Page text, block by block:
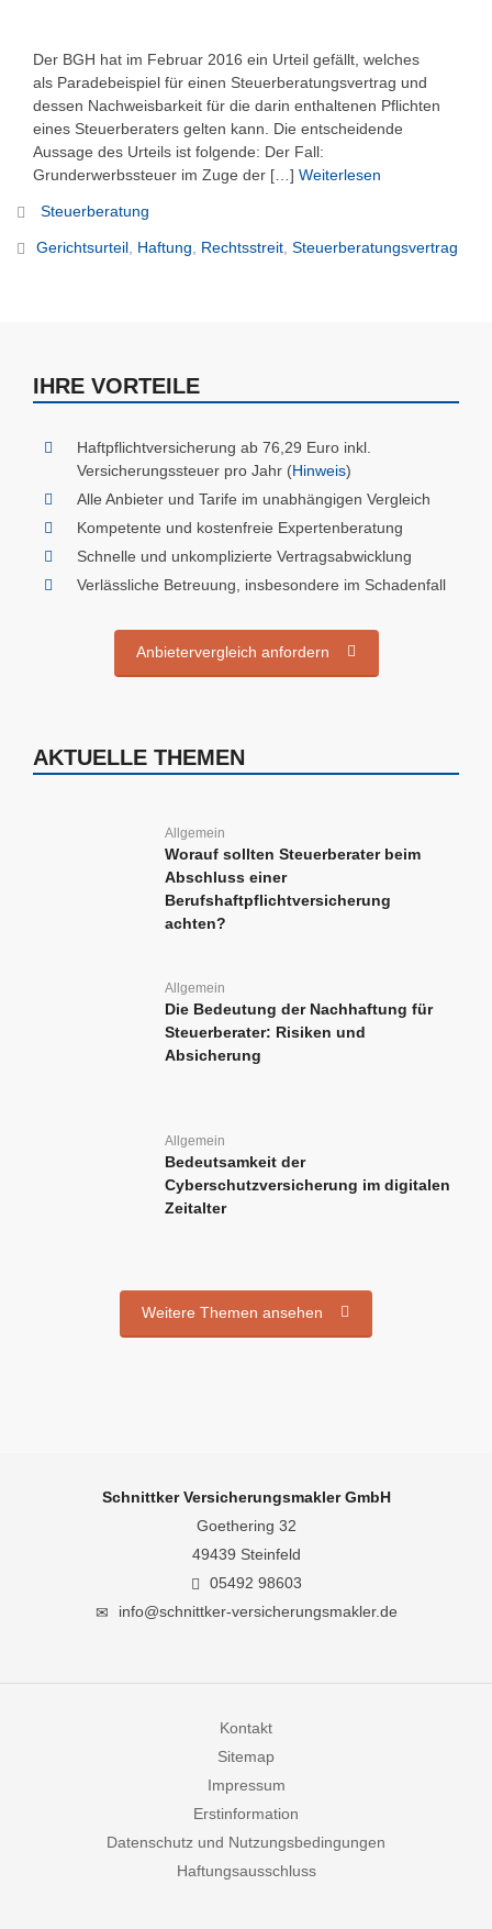
Der BGH hat im Februar 2016 ein Urteil gefällt, welches
als Paradebeispiel für einen Steuerberatungsvertrag und
dessen Nachweisbarkeit für die darin enthaltenen Pflichten
eines Steuerberaters gelten kann. Die entscheidende
Aussage des Urteils ist folgende: Der Fall:
Grunderwerbssteuer im Zuge der […] Weiterlesen
Steuerberatung
Gerichtsurteil Haftung Rechtsstreit Steuerberatungsvertrag
IHRE VORTEILE
Haftpflichtversicherung ab 76,29 Euro inkl.
Versicherungssteuer pro Jahr (Hinweis)
Alle Anbieter und Tarife im unabhängigen Vergleich
Kompetente und kostenfreie Expertenberatung
Schnelle und unkomplizierte Vertragsabwicklung
Verlässliche Betreuung, insbesondere im Schadenfall
Anbietervergleich anfordern
AKTUELLE THEMEN
Allgemein
Worauf sollten Steuerberater beim
Abschluss einer
Berufshaftpflichtversicherung
achten?
Allgemein
Die Bedeutung der Nachhaftung für
Steuerberater: Risiken und
Absicherung
Allgemein
Bedeutsamkeit der
Cyberschutzversicherung im digitalen
Zeitalter
Weitere Themen ansehen
Schnittker Versicherungsmakler GmbH
Goethering 32
49439 Steinfeld
05492 98603
info@schnittker-versicherungsmakler.de
Kontakt
Sitemap
Impressum
Erstinformation
Datenschutz und Nutzungsbedingungen
Haftungsausschluss